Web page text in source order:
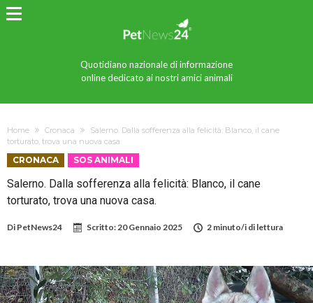
Quotidiano nazionale di informazione
online dedicato ai nostri amici animali
Home Cronaca
Salerno. Dalla sofferenza alla felicità: Blanco, il cane
torturato, trova una nuova casa.
CRONACA SOS ANIMALI
Salerno. Dalla sofferenza alla felicità: Blanco, il cane
torturato, trova una nuova casa.
Di PetNews24 Scritto:20 Gennaio 2025 2 minuto/i di lettura